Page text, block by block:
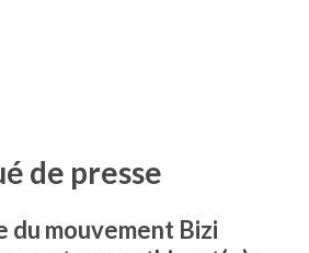
de presse
du mouvement Bizi